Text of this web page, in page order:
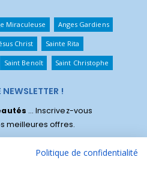
Miraculeuse Anges Gardiens
Christ Sainte Rita
Saint Benoît Saint Christophe
!
... Inscrivez-vous
meilleures offres.
Politique de confidentialité